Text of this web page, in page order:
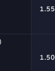
1.55
1.50